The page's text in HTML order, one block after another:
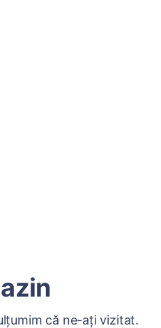
că ne-ați vizitat.